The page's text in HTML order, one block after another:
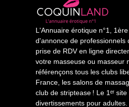
L'Annuaire érotique n°1,
d'annonce de professionnels
prise de RDV en ligne
votre masseuse ou masseur
référençons tous les clubs
France, les salons de
club de striptease ! Le 1ᵉʳ site
divertissements pour